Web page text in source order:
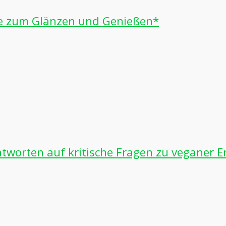
zum Glänzen und Genießen*
auf kritische Fragen zu veganer